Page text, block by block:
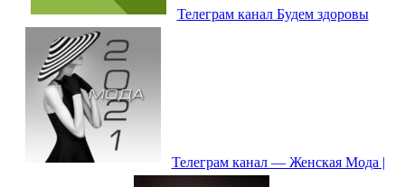
Телеграм канал Будем здоровы
Телеграм канал — Женская Мода |